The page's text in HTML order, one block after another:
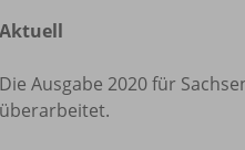
Aktuell
Die Ausgabe 2020 für
überarbeitet.